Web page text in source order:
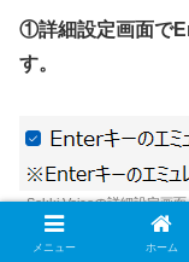
①詳細設定画面で
す。
Sokki Voiceの詳細設定画面
メニュー ホーム